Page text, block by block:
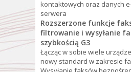
kontaktowych oraz danych
serwera
Rozszerzone funkcje
filtrowanie i wysyłanie
szybkością G3
Łącząc w sobie wiele
nowy standard w zakresie